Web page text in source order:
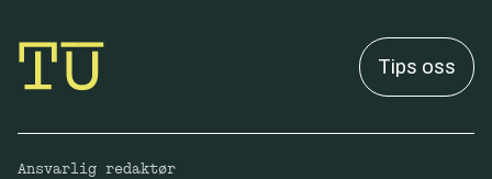
Tips oss
Ansvarlig redaktør